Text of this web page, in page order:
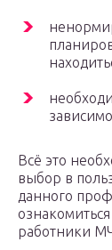
Всё это
выбор в
данного
работники